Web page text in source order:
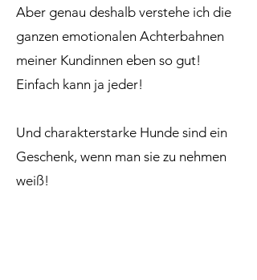
Aber genau deshalb verstehe ich die
ganzen emotionalen Achterbahnen
meiner Kundinnen eben so gut!
Einfach kann ja jeder!
Und charakterstarke Hunde sind ein
Geschenk, wenn man sie zu nehmen
weiß!